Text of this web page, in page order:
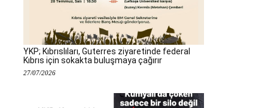
YKP; Kıbrıslıları, Guterres ziyaretinde federal
Kıbrıs için sokakta buluşmaya çağırır
27/07/2026